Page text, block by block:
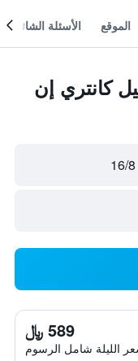
الموقع الأسئلة الشائعة
كانتري إن
589 ﷼
الليلة شامل الرسوم